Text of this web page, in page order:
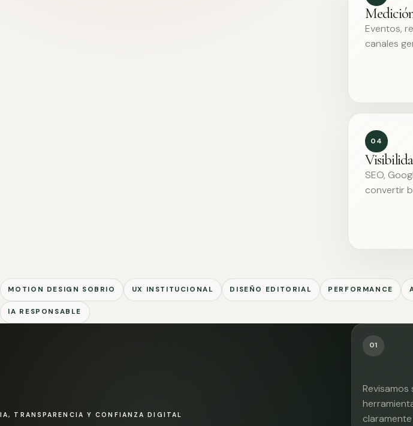
Eventos,
canales
04
SEO,
convertir
MOTION DESIGN SOBRIO UX INSTITUCIONAL DISEÑO EDITORIAL PERFORMANCE
IA RESPONSABLE
IA, TRANSPARENCIA Y CONFIANZA DIGITAL
01